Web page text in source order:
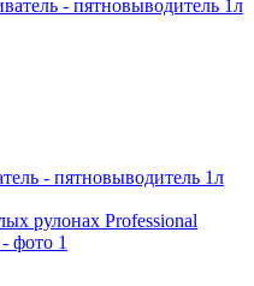
- пятновыводитель 1л